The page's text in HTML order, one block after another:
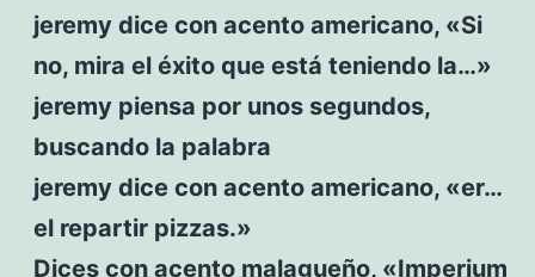
jeremy dice con acento americano, «Si
no, mira el éxito que está teniendo la…»
jeremy piensa por unos segundos,
buscando la palabra
jeremy dice con acento americano, «er…
el repartir pizzas.»
Dices con acento malagueño, «Imperium